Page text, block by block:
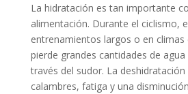
La hidratación es tan importante
alimentación. Durante el ciclismo,
entrenamientos largos o en climas
pierde grandes cantidades de
través del sudor. La
calambres, fatiga y una